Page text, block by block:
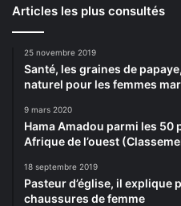
Articles les plus consultés
25 novembre 2019
Santé, les graines de
naturel pour les femmes
9 mars 2020
Hama Amadou parmi les
Afrique de l’ouest
18 septembre 2019
Pasteur d’église, il explique
chaussures de femme